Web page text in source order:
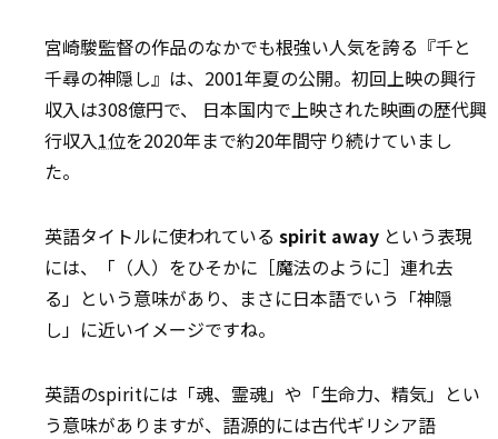
宮崎駿監督の作品のなかでも根強い人気を誇る『千と
千尋の神隠し』は、2001年夏の公開。初回上映の興行
収入は308億円で、 日本国内で上映された映画の歴代興
行収入1位を2020年まで約20年間守り続けていまし
た。
英語タイトルに使われている spirit away という表現
には、「（人）をひそかに［魔法のように］連れ去
る」という意味があり、まさに日本語でいう「神隠
し」に近いイメージですね。
英語のspiritには「魂、霊魂」や「生命力、精気」とい
う意味がありますが、語源的には古代ギリシア語